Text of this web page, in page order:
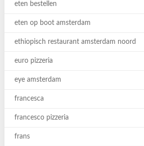
eten bestellen
eten op boot amsterdam
ethiopisch restaurant amsterdam noord
euro pizzeria
eye amsterdam
francesca
francesco pizzeria
frans